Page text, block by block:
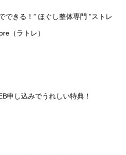
できる！ ” ほぐし整体専門 ”ストレ
（ラトレ）
申し込みでうれしい特典！